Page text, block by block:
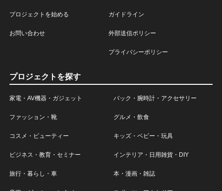
プロジェクトを始める
お問い合わせ
ガイドライン
外部送信ポリシー
プライバシーポリシー
プロジェクトを探す
家電・AV機器・ガジェット バック・腕時計・アクセサリー
ファッション・靴 グルメ・飲食
コスメ・ビューティー キッズ・ベビー・玩具
ビジネス・教育・セミナー インテリア・日用雑貨・DIY
旅行・暮らし・車 本・漫画・雑誌